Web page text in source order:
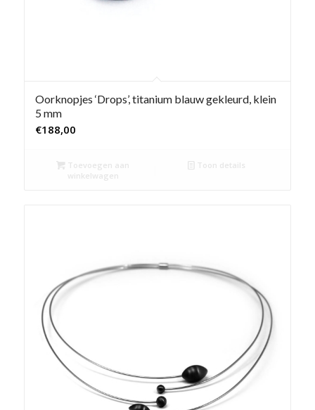
Oorknopjes ‘Drops’, titanium blauw gekleurd, klein
5 mm
€188,00
Toevoegen aan
winkelwagen
Toon details